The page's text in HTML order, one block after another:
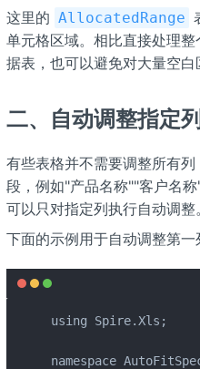
这里的 ​ ​AllocatedRange​
单元格区域。相比直接处理
据表，也可以避免对大量空白
二、自动调整指定
有些表格并不需要调整所有
段，例如"产品名称""客户名
可以只对指定列执行自动调整。
下面的示例用于自动调整第一
using Spire.Xls;
namespace